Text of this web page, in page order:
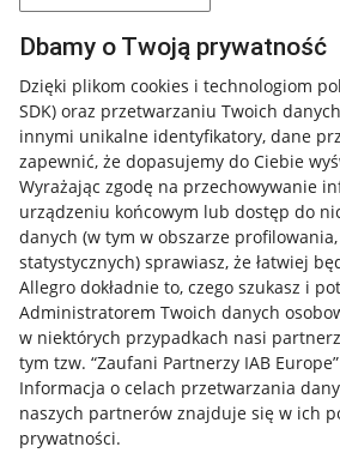
Dbamy o Twoją prywatność
Dzięki plikom cookies i technologiom
SDK) oraz przetwarzaniu Twoich
innymi unikalne identyfikatory, dane
zapewnić, że dopasujemy do Ciebie
Wyrażając zgodę na przechowywanie
urządzeniu końcowym lub dostęp do
danych (w tym w obszarze
statystycznych) sprawiasz, że łatwiej
Allegro dokładnie to, czego szukasz i
Administratorem Twoich danych
w niektórych przypadkach nasi
tym tzw. “Zaufani Partnerzy IAB
Informacja o celach przetwarzania
naszych partnerów znajduje się w ich
prywatności.
Przydatne informacje
Jak to działa